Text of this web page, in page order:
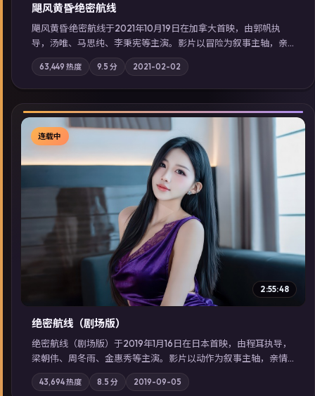
飓风黄昏·绝密航线
飓风黄昏·绝密航线于2021年10月19日在加拿大首映，由郭帆执
导，汤唯、马思纯、李秉宪等主演。影片以冒险为叙事主轴，亲
情与职责必须在倒计时结束前做出抉择；摄影与配乐强化地域气
质；站内亦可通过「国产免费观看高清电视剧在线看」延展检索
同类型高分佳作，畅享高清在线追剧体验。
63,449 热度 9.5 分 2021-02-02
▶
连载中
2:55:48
绝密航线（剧场版）
绝密航线（剧场版）于2019年1月16日在日本首映，由程耳执导，
梁朝伟、周冬雨、金惠秀等主演。影片以动作为叙事主轴，亲情
与职责必须在倒计时结束前做出抉择；摄影与配乐强化地域气
质；站内亦可通过「国产免费观看高清电视剧在线看」延展检索
43,694热度 8.5 分 2019-09-05